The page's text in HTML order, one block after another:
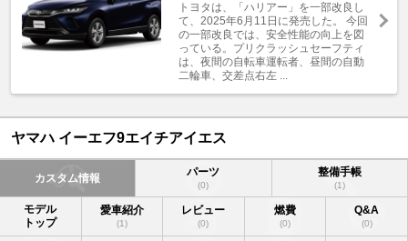
トヨタは、「ハリアー」を一部改良し
て、2025年6月11日に発売した。 今回
の一部改良では、安全性能の向上を図
っている。プリクラッシュセーフティ
は、夜間の自転車運転者、昼間の自動
二輪車、交差点右左 ...
ヤマハ イーエフ9エイチアイエス
カスタム情報 パーツ
(0)
整備手帳
(1)
モデル
トップ
愛車紹介
(1)
レビュー
(0)
燃費
(0)
Q&A
(0)